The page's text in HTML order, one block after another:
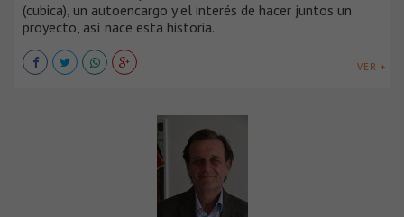
(cubica), un autoencargo y el interés de hacer juntos un
proyecto, así nace esta historia.
VER +